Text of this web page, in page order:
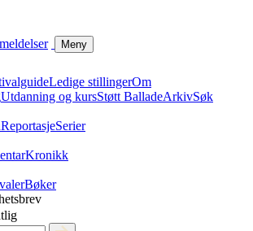
Meny
Ledige stillingerOm
Utdanning og kursStøtt BalladeArkivSøk
ReportasjeSerier
Kronikk
Bøker